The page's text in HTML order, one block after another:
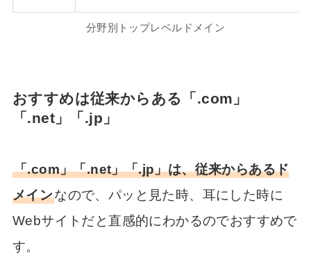
分野別トップレベルドメイン
おすすめは従来からある「.com」
「.net」「.jp」
「.com」「.net」「.jp」は、従来からあるド
メインなので、パッと見た時、耳にした時に
Webサイトだと直感的にわかるのでおすすめで
す。